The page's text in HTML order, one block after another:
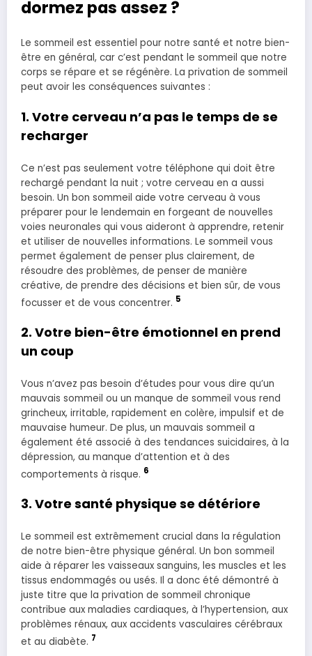
dormez pas assez ?
Le sommeil est essentiel pour notre santé et notre bien-
être en général, car c’est pendant le sommeil que notre
corps se répare et se régénère. La privation de sommeil
peut avoir les conséquences suivantes :
1. Votre cerveau n’a pas le temps de se
recharger
Ce n’est pas seulement votre téléphone qui doit être
rechargé pendant la nuit ; votre cerveau en a aussi
besoin. Un bon sommeil aide votre cerveau à vous
préparer pour le lendemain en forgeant de nouvelles
voies neuronales qui vous aideront à apprendre, retenir
et utiliser de nouvelles informations. Le sommeil vous
permet également de penser plus clairement, de
résoudre des problèmes, de penser de manière
créative, de prendre des décisions et bien sûr, de vous
focusser et de vous concentrer. 5
2. Votre bien-être émotionnel en prend
un coup
Vous n’avez pas besoin d’études pour vous dire qu’un
mauvais sommeil ou un manque de sommeil vous rend
grincheux, irritable, rapidement en colère, impulsif et de
mauvaise humeur. De plus, un mauvais sommeil a
également été associé à des tendances suicidaires, à la
dépression, au manque d’attention et à des
comportements à risque. 6
3. Votre santé physique se détériore
Le sommeil est extrêmement crucial dans la régulation
de notre bien-être physique général. Un bon sommeil
aide à réparer les vaisseaux sanguins, les muscles et les
tissus endommagés ou usés. Il a donc été démontré à
juste titre que la privation de sommeil chronique
contribue aux maladies cardiaques, à l’hypertension, aux
problèmes rénaux, aux accidents vasculaires cérébraux
et au diabète. 7